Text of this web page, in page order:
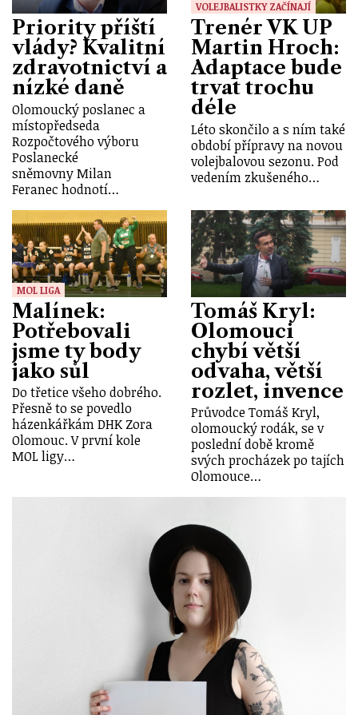
Priority příští
vlády? Kvalitní
zdravotnictví a
nízké daně
Olomoucký poslanec a
místopředseda
Rozpočtového výboru
Poslanecké
sněmovny Milan
Feranec hodnotí…
VOLEJBALISTKY ZAČÍNAJÍ
Trenér VK UP
Martin Hroch:
Adaptace bude
trvat trochu
déle
Léto skončilo a s ním také
období přípravy na novou
volejbalovou sezonu. Pod
vedením zkušeného…
MOL LIGA
Malínek:
Potřebovali
jsme ty body
jako sůl
Do třetice všeho dobrého.
Přesně to se povedlo
házenkářkám DHK Zora
Olomouc. V první kole
MOL ligy…
Tomáš Kryl:
Olomouci
chybí větší
odvaha, větší
rozlet, invence
Průvodce Tomáš Kryl,
olomoucký rodák, se v
poslední době kromě
svých procházek po tajích
Olomouce…